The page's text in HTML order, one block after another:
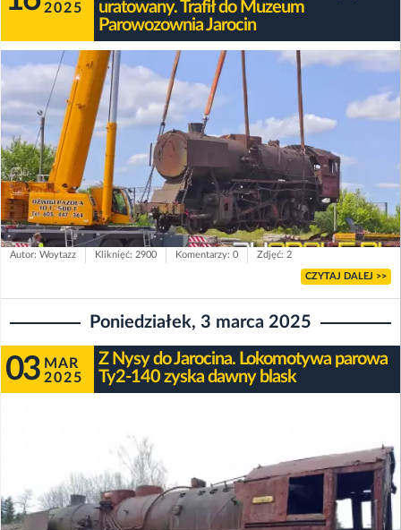
2025
uratowany. Trafił do Muzeum
Parowozownia Jarocin
Autor: Woytazz Kliknięć: 2900 Komentarzy: 0 Zdjęć: 2
CZYTAJ DALEJ >>
Poniedziałek, 3 marca 2025
03 MAR
2025
Z Nysy do Jarocina. Lokomotywa parowa
Ty2-140 zyska dawny blask